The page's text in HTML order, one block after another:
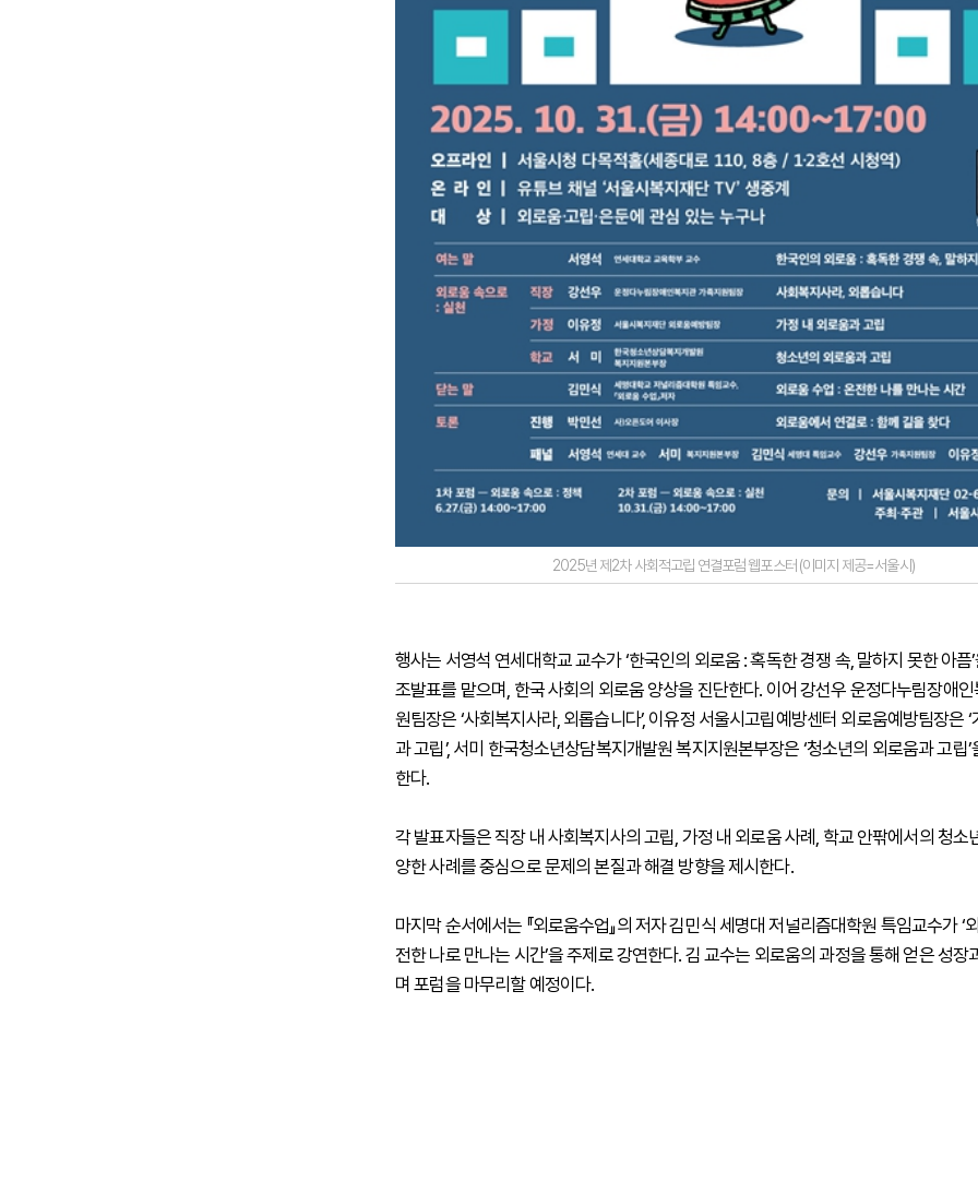
2025년 제2차 사회적고립 연결포럼 웹포스터 (이미지 제공=서울시)
행사는 서영석 연세대학교 교수가 ‘한국인의 외로움 : 혹독한 경쟁 속, 말하지 못한 아픔
조발표를 맡으며, 한국 사회의 외로움 양상을 진단한다. 이어 강선우 운정다누림장애
원팀장은 ‘사회복지사라, 외롭습니다’, 이유정 서울시고립예방센터 외로움예방팀장은
과 고립’, 서미 한국청소년상담복지개발원 복지지원본부장은 ‘청소년의 외로움과 고립
한다.
각 발표자들은 직장 내 사회복지사의 고립, 가정 내 외로움 사례, 학교 안팎에서의 청소
양한 사례를 중심으로 문제의 본질과 해결 방향을 제시한다.
마지막 순서에서는 『외로움수업』의 저자 김민식 세명대 저널리즘대학원 특임교수가 ‘
전한 나로 만나는 시간’을 주제로 강연한다. 김 교수는 외로움의 과정을 통해 얻은 성장
며 포럼을 마무리할 예정이다.